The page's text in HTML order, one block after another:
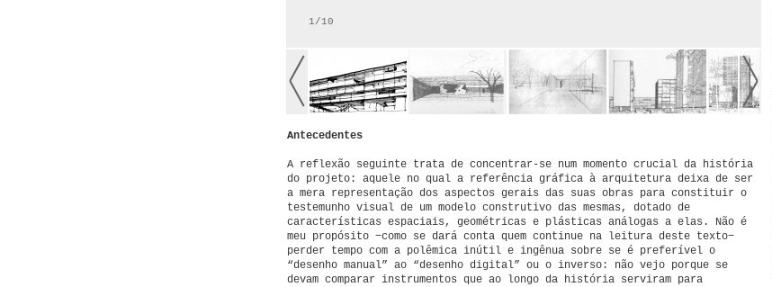
1/10
Antecedentes
A reflexão seguinte trata de concentrar-se num momento crucial da história
do projeto: aquele no qual a referência gráfica à arquitetura deixa de ser
a mera representação dos aspectos gerais das suas obras para constituir o
testemunho visual de um modelo construtivo das mesmas, dotado de
características espaciais, geométricas e plásticas análogas a elas. Não é
meu propósito −como se dará conta quem continue na leitura deste texto−
perder tempo com a polêmica inútil e ingênua sobre se é preferível o
“desenho manual” ao “desenho digital” ou o inverso: não vejo porque se
devam comparar instrumentos que ao longo da história serviram para